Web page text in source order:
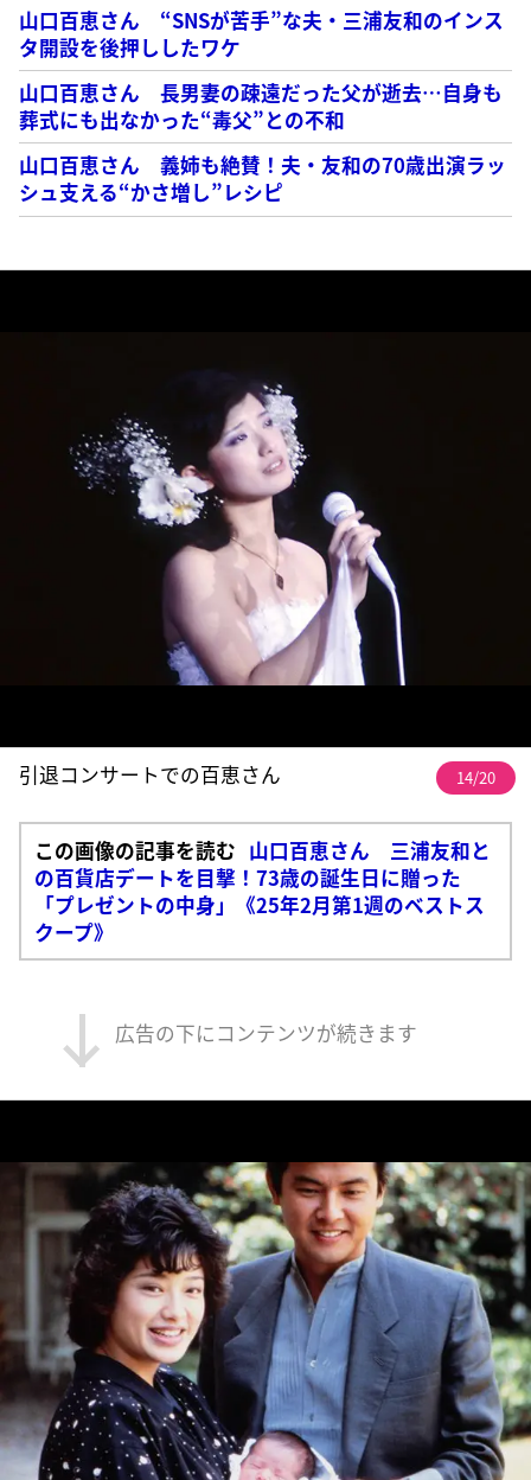
山口百恵さん “SNSが苦手”な夫・三浦友和のインス
タ開設を後押ししたワケ
山口百恵さん 長男妻の疎遠だった父が逝去…自身も
葬式にも出なかった“毒父”との不和
山口百恵さん 義姉も絶賛！夫・友和の70歳出演ラッ
シュ支える“かさ増し”レシピ
引退コンサートでの百恵さん 14/20
この画像の記事を読む 山口百恵さん 三浦友和と
の百貨店デートを目撃！73歳の誕生日に贈った
「プレゼントの中身」《25年2月第1週のベストス
クープ》
広告の下にコンテンツが続きます